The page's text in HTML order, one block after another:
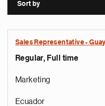
Sort by
Sales Representative -
Regular, Full time
Marketing
Ecuador